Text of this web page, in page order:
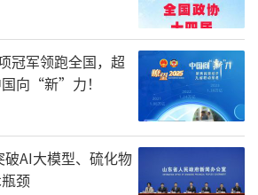
可清晰感知山东从海洋大省
坚定步伐与系统思维。
冠军领跑全国，超
向“新”力！
AI大模型、硫化物
颈